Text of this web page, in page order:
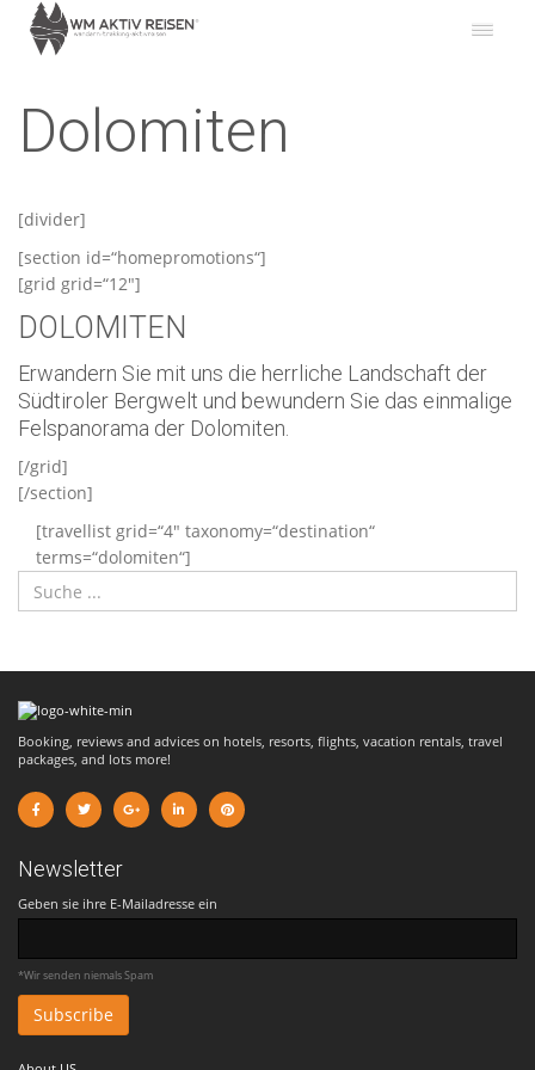
Dolomiten
[divider]
[section id=“homepromotions“]
[grid grid=“12″]
DOLOMITEN
Erwandern Sie mit uns die herrliche Landschaft der
Südtiroler Bergwelt und bewundern Sie das einmalige
Felspanorama der Dolomiten.
[/grid]
[/section]
[travellist grid=“4″ taxonomy=“destination“
terms=“dolomiten“]
Booking, reviews and advices on hotels, resorts, flights, vacation rentals, travel
packages, and lots more!
Newsletter
Geben sie ihre E-Mailadresse ein
*Wir senden niemals Spam